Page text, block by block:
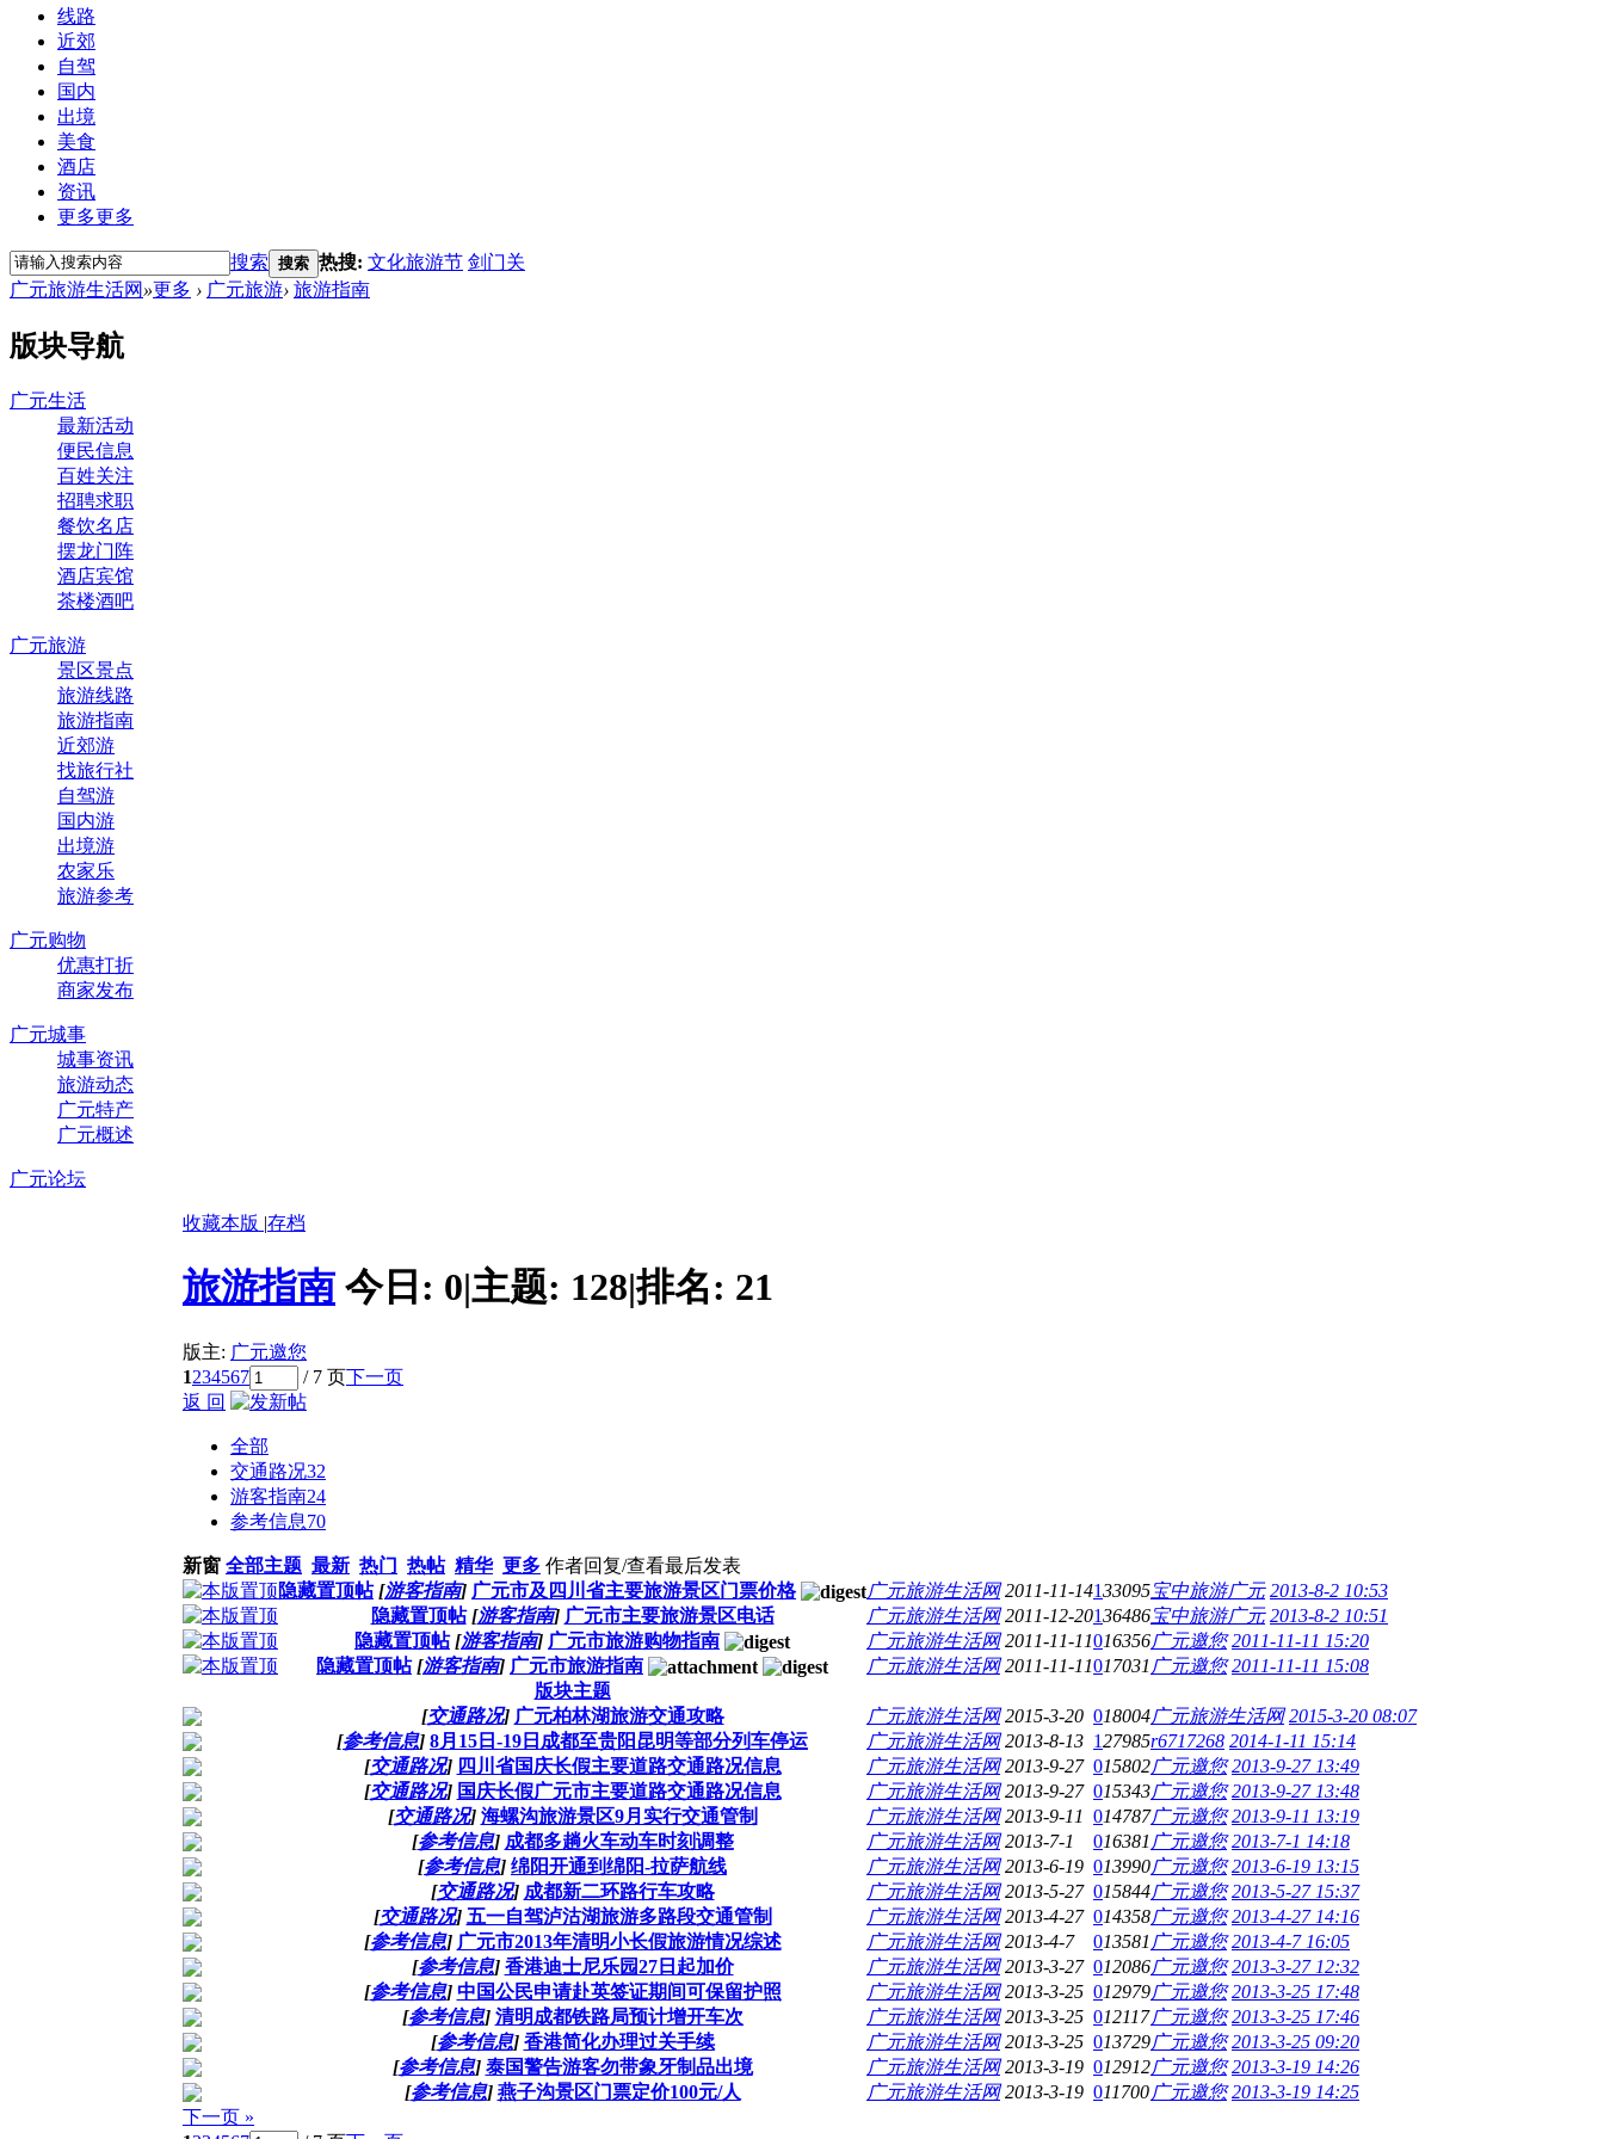
线路
近郊
自驾
国内
出境
美食
酒店
资讯
更多更多
搜索 搜索 热搜: 文化旅游节 剑门关
广元旅游生活网 »更多 › 广元旅游› 旅游指南
版块导航
广元生活
最新活动
便民信息
百姓关注
招聘求职
餐饮名店
摆龙门阵
酒店宾馆
茶楼酒吧
广元旅游
景区景点
旅游线路
旅游指南
近郊游
找旅行社
自驾游
国内游
出境游
农家乐
旅游参考
广元购物
优惠打折
商家发布
广元城事
城事资讯
旅游动态
广元特产
广元概述
广元论坛
收藏本版 |存档
旅游指南 今日: 0|主题: 128|排名: 21
版主: 广元邀您
1234567 / 7 页下一页
返 回
全部
交通路况32
游客指南24
参考信息70
新窗 全部主题 最新 热门 热帖 精华 更多 作者回复/查看最后发表
隐藏置顶帖 [游客指南] 广元市及四川省主要旅游景区门票价格 广元旅游生活网 2011-11-14133095宝中旅游广元 2013-8-2 10:53
隐藏置顶帖 [游客指南] 广元市主要旅游景区电话 广元旅游生活网 2011-12-20136486宝中旅游广元 2013-8-2 10:51
隐藏置顶帖 [游客指南] 广元市旅游购物指南 广元旅游生活网 2011-11-11016356广元邀您 2011-11-11 15:20
隐藏置顶帖 [游客指南] 广元市旅游指南 广元旅游生活网 2011-11-11017031 广元邀您 2011-11-11 15:08
版块主题
[交通路况] 广元柏林湖旅游交通攻略 广元旅游生活网 2015-3-20 018004广元旅游生活网 2015-3-20 08:07
[参考信息] 8月15日-19日成都至贵阳昆明等部分列车停运 广元旅游生活网 2013-8-13 127985r6717268 2014-1-11 15:14
[交通路况] 四川省国庆长假主要道路交通路况信息 广元旅游生活网 2013-9-27 015802广元邀您 2013-9-27 13:49
[交通路况] 国庆长假广元市主要道路交通路况信息 广元旅游生活网 2013-9-27 015343广元邀您 2013-9-27 13:48
[交通路况] 海螺沟旅游景区9月实行交通管制 广元旅游生活网 2013-9-11 014787广元邀您 2013-9-11 13:19
[参考信息] 成都多趟火车动车时刻调整 广元旅游生活网 2013-7-1 016381 广元邀您 2013-7-1 14:18
[参考信息] 绵阳开通到绵阳-拉萨航线 广元旅游生活网 2013-6-19 013990广元邀您 2013-6-19 13:15
[交通路况] 成都新二环路行车攻略 广元旅游生活网 2013-5-27 015844广元邀您 2013-5-27 15:37
[交通路况] 五一自驾泸沽湖旅游多路段交通管制 广元旅游生活网 2013-4-27 014358广元邀您 2013-4-27 14:16
[参考信息] 广元市2013年清明小长假旅游情况综述 广元旅游生活网 2013-4-7 013581 广元邀您 2013-4-7 16:05
[参考信息] 香港迪士尼乐园27日起加价 广元旅游生活网 2013-3-27 012086广元邀您 2013-3-27 12:32
[参考信息] 中国公民申请赴英签证期间可保留护照 广元旅游生活网 2013-3-25 012979广元邀您 2013-3-25 17:48
[参考信息] 清明成都铁路局预计增开车次 广元旅游生活网 2013-3-25 012117广元邀您 2013-3-25 17:46
[参考信息] 香港简化办理过关手续 广元旅游生活网 2013-3-25 013729广元邀您 2013-3-25 09:20
[参考信息] 泰国警告游客勿带象牙制品出境 广元旅游生活网 2013-3-19 012912广元邀您 2013-3-19 14:26
[参考信息] 燕子沟景区门票定价100元/人 广元旅游生活网 2013-3-19 011700广元邀您 2013-3-19 14:25
下一页 »